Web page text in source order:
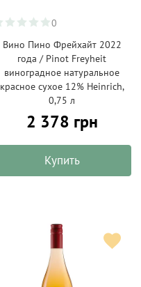
0
Вино Пино Фрейхайт 2022
года / Pinot Freyheit
виноградное натуральное
красное сухое 12% Heinrich,
0,75 л
2 378 грн
Купить